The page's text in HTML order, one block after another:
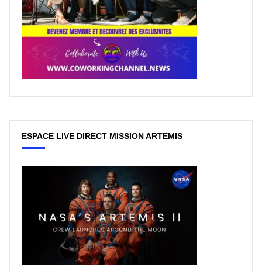
ESPACE LIVE DIRECT MISSION ARTEMIS